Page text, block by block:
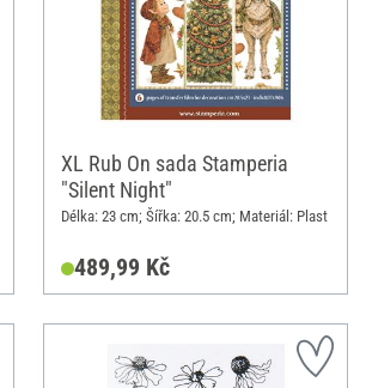
XL Rub On sada Stamperia
"Silent Night"
Délka: 23 cm; Šířka: 20.5 cm; Materiál: Plast
489,99 Kč